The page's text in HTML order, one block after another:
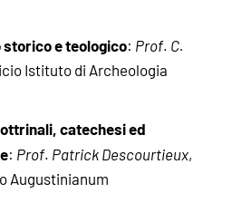
storico e teologico: Prof. C.
Istituto di Archeologia
catechesi ed
: Prof. PatrickDescourtieux,
Augustinianum